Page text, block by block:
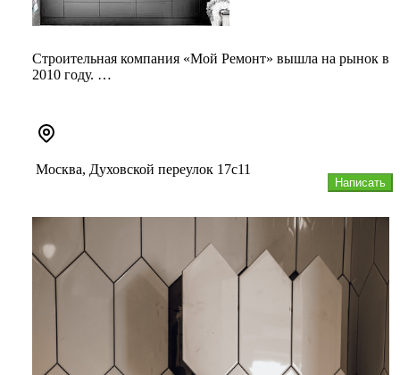
Строительная компания «Мой Ремонт» вышла на рынок в
2010 году.
Написать
Москва, Духовской переулок 17с11